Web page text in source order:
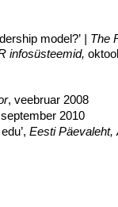
model?’ | The
infosüsteemid,
, veebruar 2008
september 2010
Eesti Päevaleht,